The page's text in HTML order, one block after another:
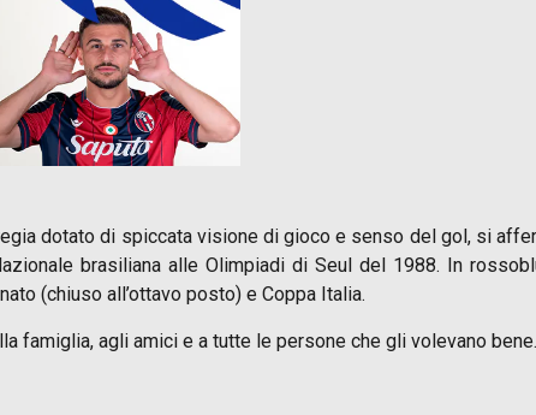
dotato di spiccata visione di gioco e senso del gol, si
brasiliana alle Olimpiadi di Seul del 1988. In
(chiuso all’ottavo posto) e Coppa Italia.
famiglia, agli amici e a tutte le persone che gli volevano bene.